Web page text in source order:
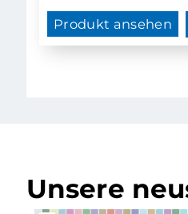
Produkt ansehen
Unsere